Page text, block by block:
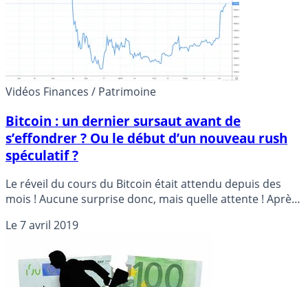
Vidéos Finances / Patrimoine
Bitcoin : un dernier sursaut avant de
s’effondrer ? Ou le début d’un nouveau rush
spéculatif ?
Le réveil du cours du Bitcoin était attendu depuis des
mois ! Aucune surprise donc, mais quelle attente ! Après
partie de leurs bénéfices. Stop ou encore ? Le cours du
spéculateurs, toujours en retard d’une guerre...
Le7 avril 2019